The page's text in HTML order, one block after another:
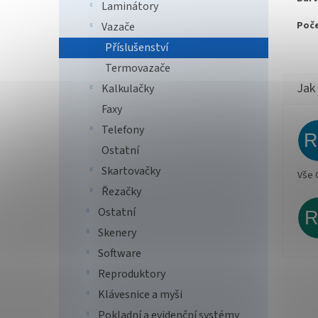
Laminátory
Vazače
Příslušenství
Termovazače
Kalkulačky
Faxy
Telefony
Ostatní
Skartovačky
Řezačky
Ostatní
Skenery
Software
Reproduktory
Klávesnice a myši
Vše